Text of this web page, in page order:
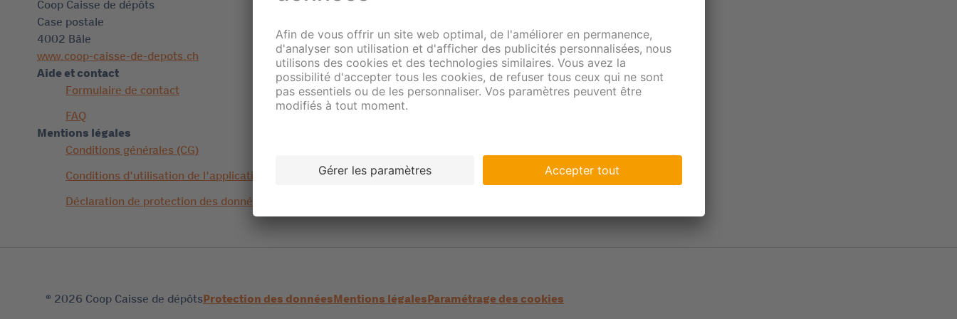
Coop Caisse de dépôts
Case postale
4002 Bâle
www.coop-caisse-de-depots.ch
Aide et contact
Formulaire de contact
FAQ
Mentions légales
Conditions générales (CG)
Conditions d'utilisation de l'application
Déclaration de protection des données
© 2026 Coop Caisse de dépôtsProtection des donnéesMentions légalesParamétrage des cookies